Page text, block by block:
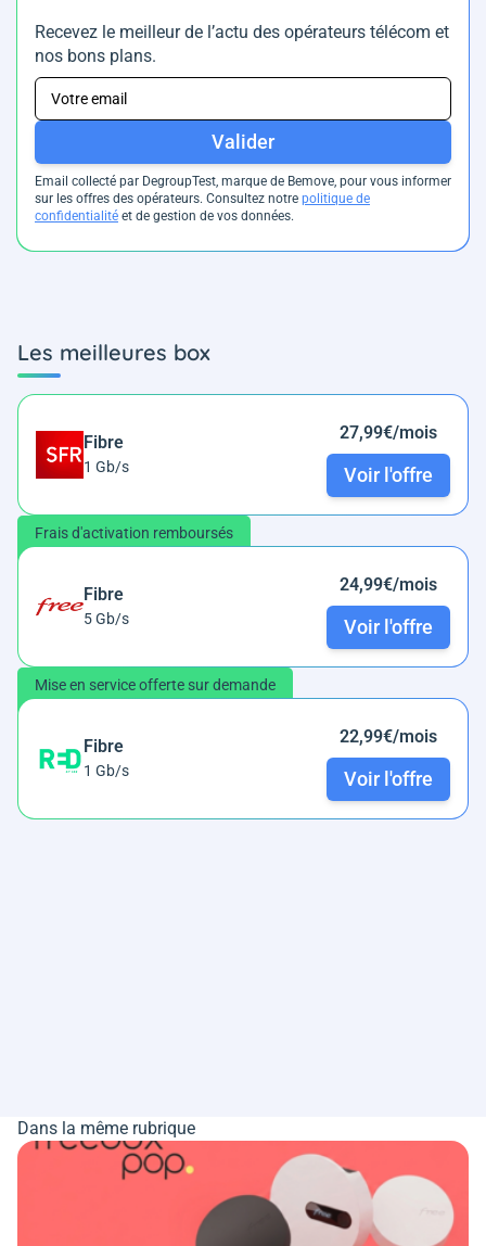
Recevez le meilleur de l’actu des opérateurs télécom et
nos bons plans.
Valider
Email collecté par DegroupTest, marque de Bemove, pour vous informer
sur les offres des opérateurs. Consultez notre politique de
confidentialité et de gestion de vos données.
Les meilleures box
Fibre
1 Gb/s
27,99€/mois
Voir l'offre
Frais d'activation remboursés
Fibre
5 Gb/s
24,99€/mois
Voir l'offre
Mise en service offerte sur demande
Fibre
1 Gb/s
22,99€/mois
Voir l'offre
Dans la même rubrique